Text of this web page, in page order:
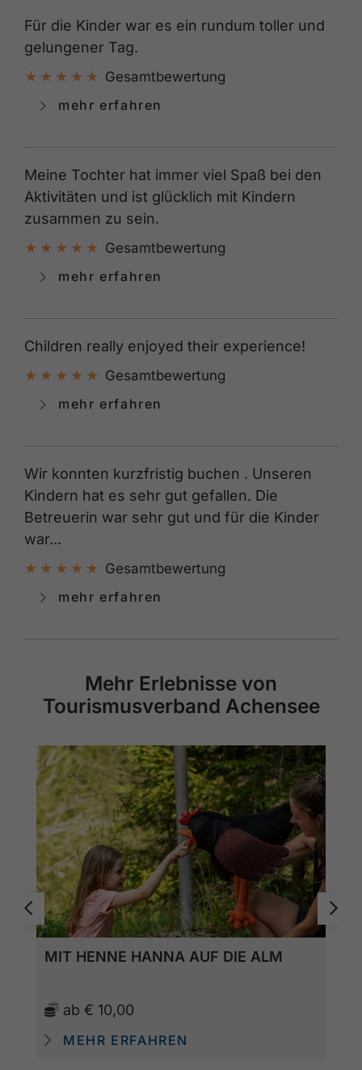
Für die Kinder war es ein rundum toller und
gelungener Tag.
Gesamtbewertung
mehr erfahren
Meine Tochter hat immer viel Spaß bei den
Aktivitäten und ist glücklich mit Kindern
zusammen zu sein.
Gesamtbewertung
mehr erfahren
Children really enjoyed their experience!
Gesamtbewertung
mehr erfahren
Wir konnten kurzfristig buchen . Unseren
Kindern hat es sehr gut gefallen. Die
Betreuerin war sehr gut und für die Kinder
war...
Gesamtbewertung
mehr erfahren
Mehr Erlebnisse von
Tourismusverband Achensee
MIT HENNE HANNA AUF DIE ALM
ab € 10,00
MEHR ERFAHREN